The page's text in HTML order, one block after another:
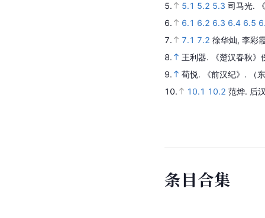
5.
5.1 5.2 5.3 司马光.
6.
6.1 6.2 6.3 6.4 6.5
7.
7.1 7.2 徐华灿, 李彩
8.
王利器.
《楚汉春秋》
9.
荀悦. 《前汉纪》 .
（
10.
10.1 10.2 范烨. 后
条目合集